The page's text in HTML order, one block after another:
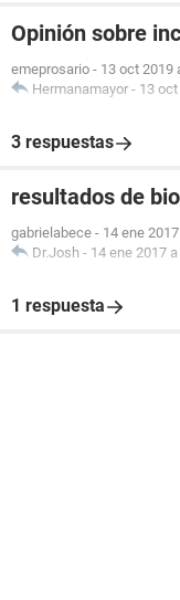
Opinión sobre
emeprosario - 13 oct 2019
Hermanamayor - 13
3 respuestas
resultados de
gabrielabece - 14 ene
Dr.Josh - 14 ene 2017
1 respuesta